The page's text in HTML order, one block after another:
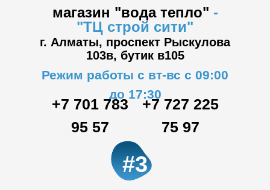
магазин "вода тепло" -
"ТЦ строй сити"
г. Алматы, проспект Рыскулова
103в, бутик в105
Режим работы с вт-вс с 09:00
до 17:30
#3
+7 701 783
95 57
+7 727 225
75 97